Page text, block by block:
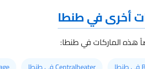
أخرى في طنطا
هذه الماركات في طنطا: